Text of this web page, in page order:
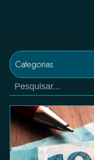
Categorias
Search
for: